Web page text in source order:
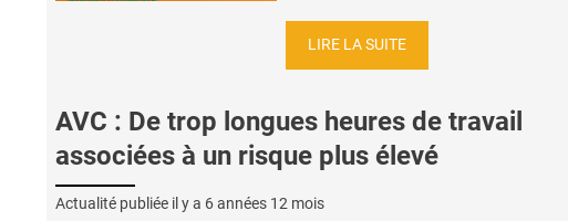
LIRE LA SUITE
AVC : De trop longues heures de travail
associées à un risque plus élevé
Actualité publiée il y a 6 années 12 mois